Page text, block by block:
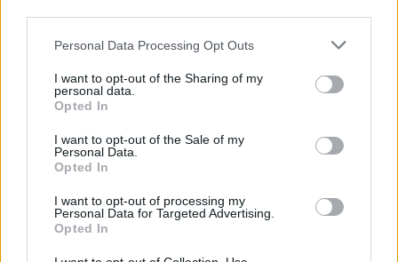
Please note that this website/app uses one or more Google
not limited to your visit or usage behaviour. You may click to
grant or deny consent to Google and its third-party tags to
use your data for below specified purposes in below Google
consent section.
Personal Data Processing Opt Outs
I want to opt-out of the Sharing of my
personal data.
Opted In
I want to opt-out of the Sale of my
Personal Data.
Opted In
I want to opt-out of processing my
Personal Data for Targeted Advertising.
Opted In
Heidi Klum
Getty Images